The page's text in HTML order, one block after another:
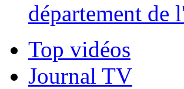
département de
Top vidéos
Journal TV